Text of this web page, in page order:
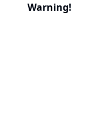
Warning!